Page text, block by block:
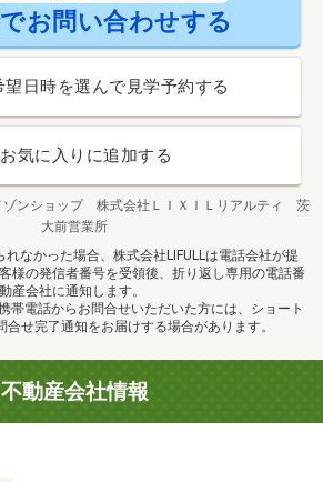
お問い合わせする
望日時を選んで見学予約する
お気に入りに追加する
ゾンショップ 株式会社ＬＩＸＩＬリアルティ 茨
大前営業所
なかった場合、株式会社LIFULLは電話会社が提
様の発信者番号を受領後、折り返し専用の電話番
産会社に通知します。
帯電話からお問合せいただいた方には、ショート
合せ完了通知をお届けする場合があります。
不動産会社情報